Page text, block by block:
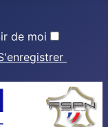
de moi